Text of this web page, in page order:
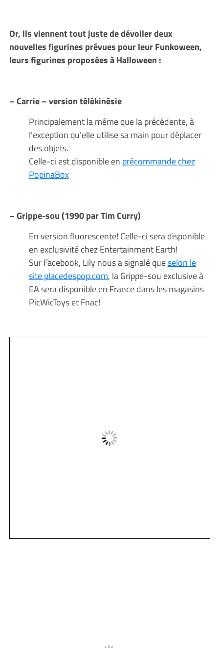
Or, ils viennent tout juste de dévoiler deux
nouvelles figurines prévues pour leur Funkoween,
leurs figurines proposées à Halloween :
– Carrie – version télékinésie
Principalement la même que la précédente, à
l’exception qu’elle utilise sa main pour déplacer
des objets.
Celle-ci est disponible en précommande chez
PopinaBox
– Grippe-sou (1990 par Tim Curry)
En version fluorescente! Celle-ci sera disponible
en exclusivité chez Entertainment Earth!
Sur Facebook, Lily nous a signalé queselon le
site placedespop.com, la Grippe-sou exclusive à
EA sera disponible en France dans les magasins
PicWicToys et Fnac!